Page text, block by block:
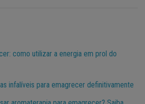
como utilizar a energia em prol do
infalíveis para emagrecer definitivamente